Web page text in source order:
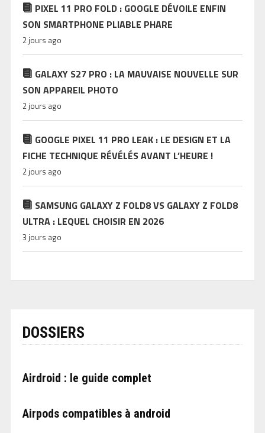
PIXEL 11 PRO FOLD : GOOGLE DÉVOILE ENFIN
SON SMARTPHONE PLIABLE PHARE
2 jours ago
GALAXY S27 PRO : LA MAUVAISE NOUVELLE SUR
SON APPAREIL PHOTO
2 jours ago
GOOGLE PIXEL 11 PRO LEAK : LE DESIGN ET LA
FICHE TECHNIQUE RÉVÉLÉS AVANT L’HEURE !
2 jours ago
SAMSUNG GALAXY Z FOLD8 VS GALAXY Z FOLD8
ULTRA : LEQUEL CHOISIR EN 2026
3 jours ago
DOSSIERS
Airdroid : le guide complet
Airpods compatibles à android